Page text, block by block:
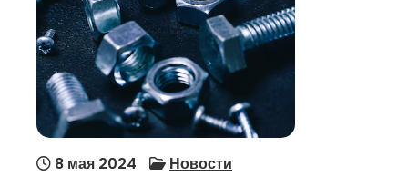
8 мая 2024 Новости